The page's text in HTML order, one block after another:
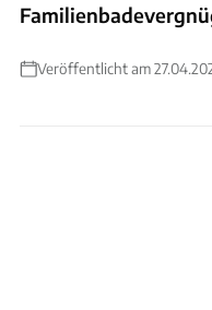
Veröffentlicht am